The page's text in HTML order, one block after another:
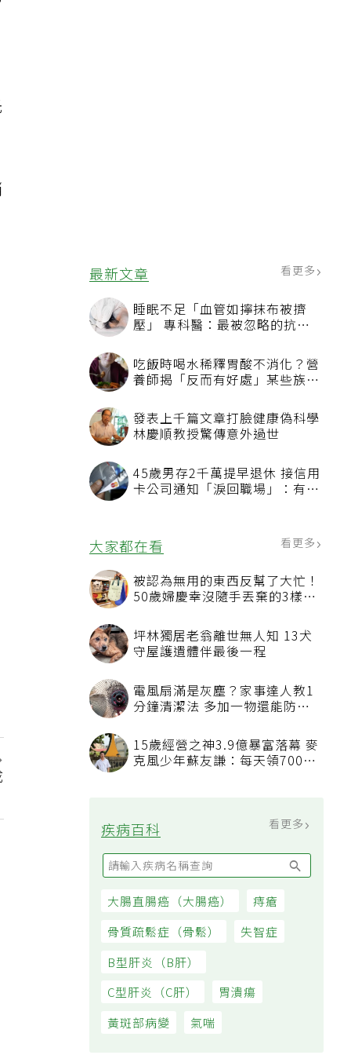
最新文章 看更多
睡眠不足「血管如擰抹布被擠
壓」 專科醫：最被忽略的抗老
吃飯時喝水稀釋胃酸不消化？營
養師揭「反而有好處」某些族群
發表上千篇文章打臉健康偽科學
林慶順教授驚傳意外過世
45歲男存2千萬提早退休 接信用
卡公司通知「淚回職場」：有錢
大家都在看
被認為無用的東西反幫了大忙！
50歲婦慶幸沒隨手丟棄的3樣物
坪林獨居老翁離世無人知 13犬
守屋護遺體伴最後一程
電風扇滿是灰塵？家事達人教1
分鐘清潔法 多加一物還能防髒
汙附著
15歲經營之神3.9億暴富落幕 麥
克風少年蘇友謙：每天領700元
疾病百科